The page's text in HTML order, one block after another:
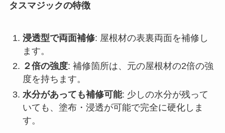
タスマジックの特徴
浸透型で両面補修: 屋根材の表裏両面を補修し
ます。
２倍の強度: 補修箇所は、元の屋根材の2倍の強
度を持ちます。
水分があっても補修可能: 少しの水分が残って
いても、塗布・浸透が可能で完全に硬化しま
す。